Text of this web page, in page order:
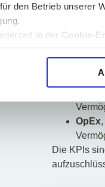
den Betrieb unserer
in der Cookie-
Die zur
OpEx,
Die KPIs